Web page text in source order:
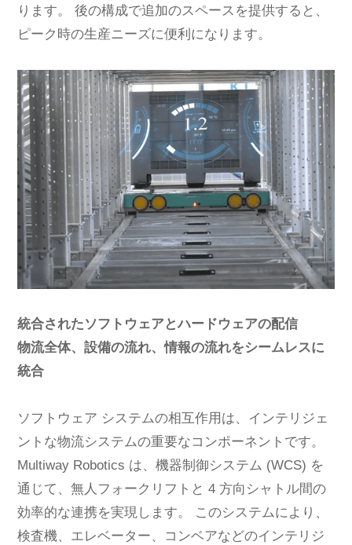
ります。 後の構成で追加のスペースを提供すると、
ピーク時の生産ニーズに便利になります。
統合されたソフトウェアとハードウェアの配信
物流全体、設備の流れ、情報の流れをシームレスに
統合
ソフトウェア システムの相互作用は、インテリジェ
ントな物流システムの重要なコンポーネントです。
Multiway Robotics は、機器制御システム (WCS) を
通じて、無人フォークリフトと 4 方向シャトル間の
効率的な連携を実現します。 このシステムにより、
検査機、エレベーター、コンベアなどのインテリジ